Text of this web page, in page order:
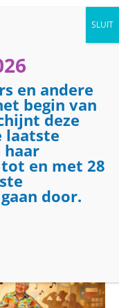
en andere
begin van
deze
laatste
haar
en met 28
door.